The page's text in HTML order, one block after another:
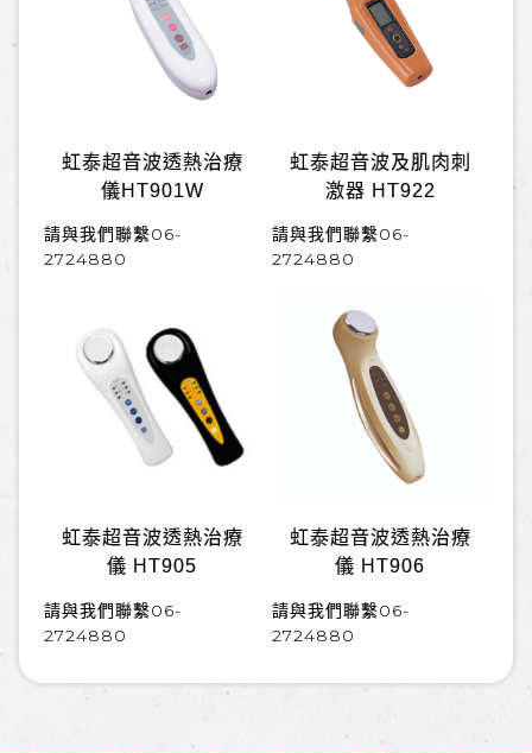
虹泰超音波透熱治療
儀HT901W
請與我們聯繫06-
2724880
虹泰超音波及肌肉刺
激器 HT922
請與我們聯繫06-
2724880
虹泰超音波透熱治療
儀 HT905
請與我們聯繫06-
2724880
虹泰超音波透熱治療
儀 HT906
請與我們聯繫06-
2724880